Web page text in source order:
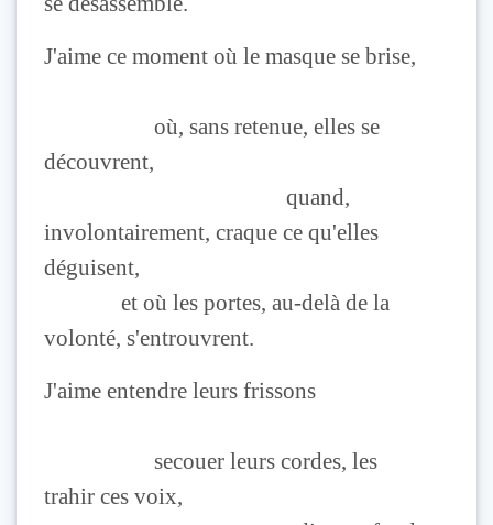
J'aime ce moment où le masque se brise,
où, sans retenue, elles se
découvrent,
quand,
involontairement, craque ce qu'elles
déguisent,
et où les portes, au-delà de la
volonté, s'entrouvrent.
J'aime entendre leurs frissons
secouer leurs cordes, les
trahir ces voix,